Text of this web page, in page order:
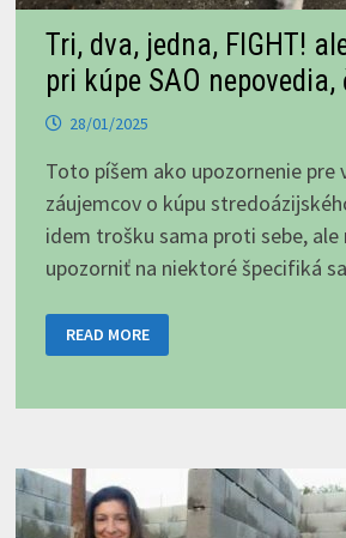
Tri, dva, jedna, FIGHT!
pri kúpe SAO
28/01/2025
Toto píšem ako upozornenie pre
záujemcov o kúpu
idem trošku sama proti sebe,
upozorniť na niektoré špecifiká
DVA,
JEDNA,
ČO
SAO
NEPOVEDIA,
ČASŤ
II.
READ MORE